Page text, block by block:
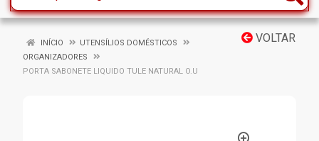
VOLTAR
INÍCIO
UTENSÍLIOS DOMÉSTICOS
ORGANIZADORES
PORTA SABONETE LIQUIDO TULE NATURAL O.U